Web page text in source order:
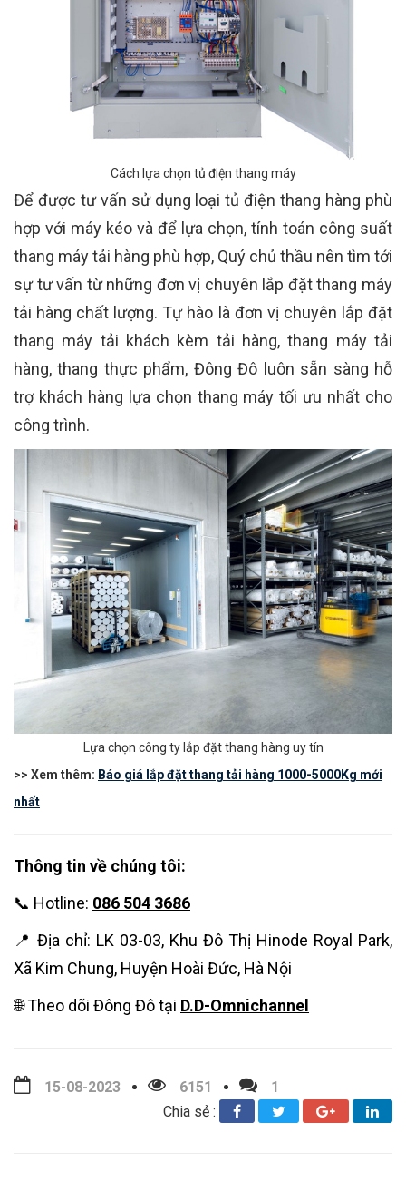
Cách lựa chọn tủ điện thang máy
Để được tư vấn sử dụng loại tủ điện thang hàng phù
hợp với máy kéo và để lựa chọn, tính toán công suất
thang máy tải hàng phù hợp, Quý chủ thầu nên tìm tới
sự tư vấn từ những đơn vị chuyên lắp đặt thang máy
tải hàng chất lượng. Tự hào là đơn vị chuyên lắp đặt
thang máy tải khách kèm tải hàng, thang máy tải
hàng, thang thực phẩm, Đông Đô luôn sẵn sàng hỗ
trợ khách hàng lựa chọn thang máy tối ưu nhất cho
công trình.
Lựa chọn công ty lắp đặt thang hàng uy tín
>> Xem thêm: Báo giá lắp đặt thang tải hàng 1000-5000Kg mới
nhất
Thông tin về chúng tôi:
📞 Hotline: 086 504 3686
📍 Địa chỉ: LK 03-03, Khu Đô Thị Hinode Royal Park,
Xã Kim Chung, Huyện Hoài Đức, Hà Nội
🌐 Theo dõi Đông Đô tại D.D-Omnichannel
15-08-2023 6151
1
Chia sẻ :